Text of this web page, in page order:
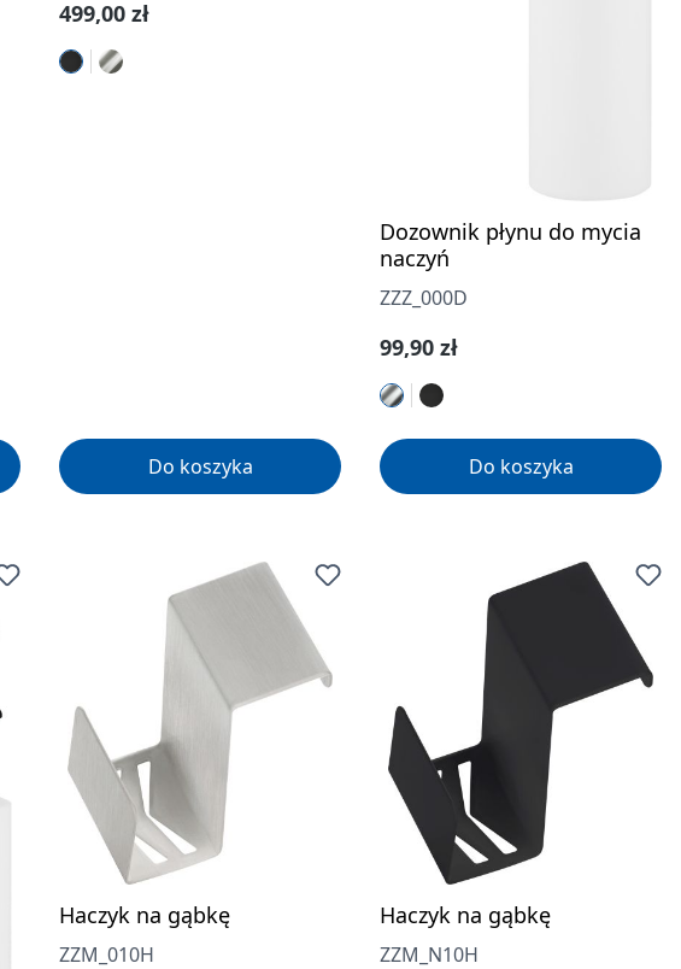
Cena regularna:
499,00 zł
Do koszyka
Dozownik płynu do mycia
naczyń
ZZZ_000D
Cena regularna:
99,90 zł
Do koszyka
Haczyk na gąbkę
ZZM_010H
Haczyk na gąbkę
ZZM_N10H